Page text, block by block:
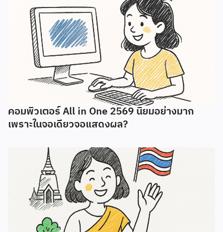
คอมพิวเตอร์ All in One 2569 นิยมอย่างมาก
เพราะในจอเดียวจอแสดงผล?